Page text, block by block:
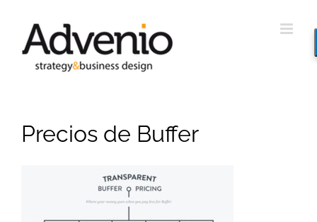
contenido
Precios de Buffer